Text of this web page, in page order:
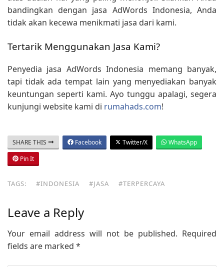
bandingkan dengan jasa AdWords Indonesia, Anda
tidak akan kecewa menikmati jasa dari kami.
Tertarik Menggunakan Jasa Kami?
Penyedia jasa AdWords Indonesia memang banyak,
tapi tidak ada tempat lain yang menyediakan banyak
keuntungan seperti kami. Ayo tunggu apalagi, segera
kunjungi website kami di rumahads.com!
SHARE THIS Facebook Twitter/X
WhatsApp
Pin It
TAGS: #INDONESIA #JASA #TERPERCAYA
Leave a Reply
Your email address will not be published. Required
fields are marked *